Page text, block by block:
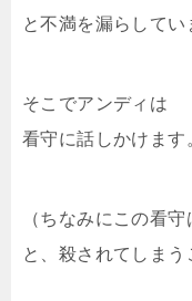
と不満を漏らしてい
そこでアンディは
看守に話しかけます
（ちなみにこの看
と、殺されてしまう